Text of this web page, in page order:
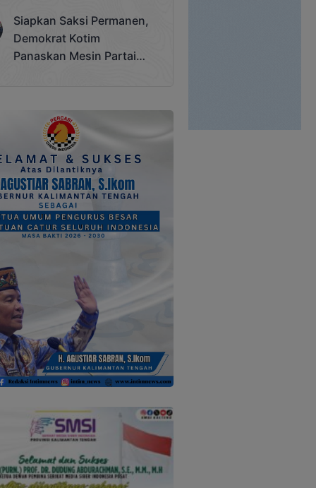
Siapkan Saksi Permanen,
Demokrat Kotim
Panaskan Mesin Partai